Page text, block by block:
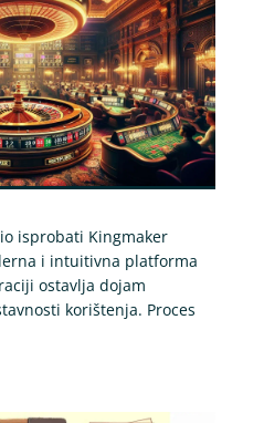
isprobati Kingmaker
i intuitivna platforma
ostavlja dojam
korištenja. Proces